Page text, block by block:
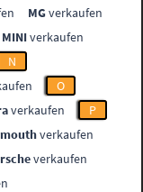
MGverkaufen
MINIverkaufen
N
O
verkaufen
P
verkaufen
verkaufen